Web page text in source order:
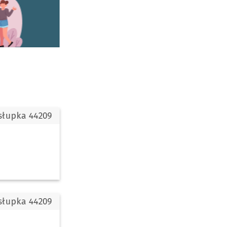
44209
44209